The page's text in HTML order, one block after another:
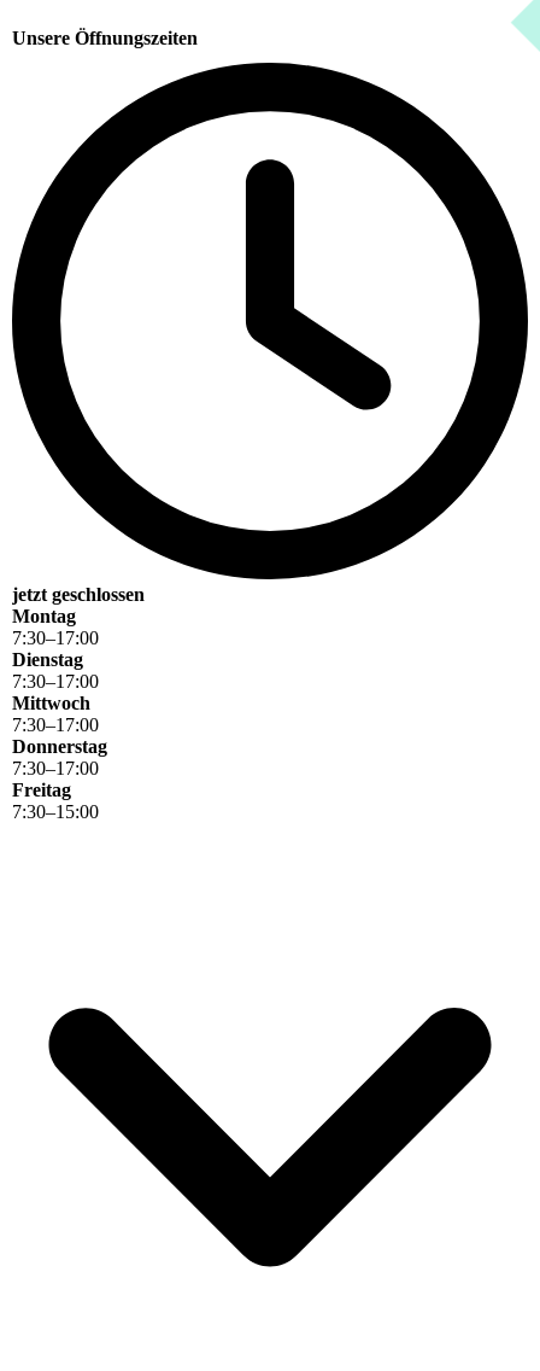
Unsere Öffnungszeiten
jetzt geschlossen
Montag
7:30–17:00
Dienstag
7:30–17:00
Mittwoch
7:30–17:00
Donnerstag
7:30–17:00
Freitag
7:30–15:00